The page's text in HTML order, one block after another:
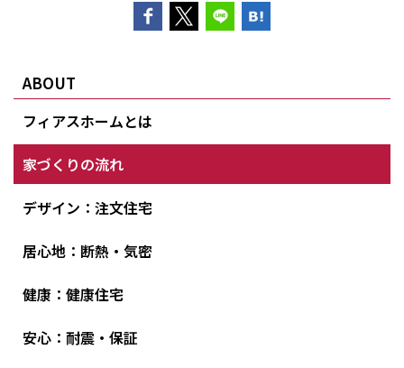
ABOUT
フィアスホームとは
家づくりの流れ
デザイン：注文住宅
居心地：断熱・気密
健康：健康住宅
安心：耐震・保証